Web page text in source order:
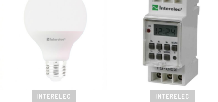
INTERELEC INTERELEC